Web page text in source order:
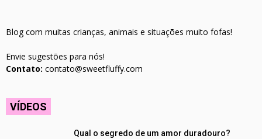
Blog com muitas crianças, animais e situações muito fofas!
Envie sugestões para nós!
Contato: contato@sweetfluffy.com
VÍDEOS
Qual o segredo de um amor duradouro?